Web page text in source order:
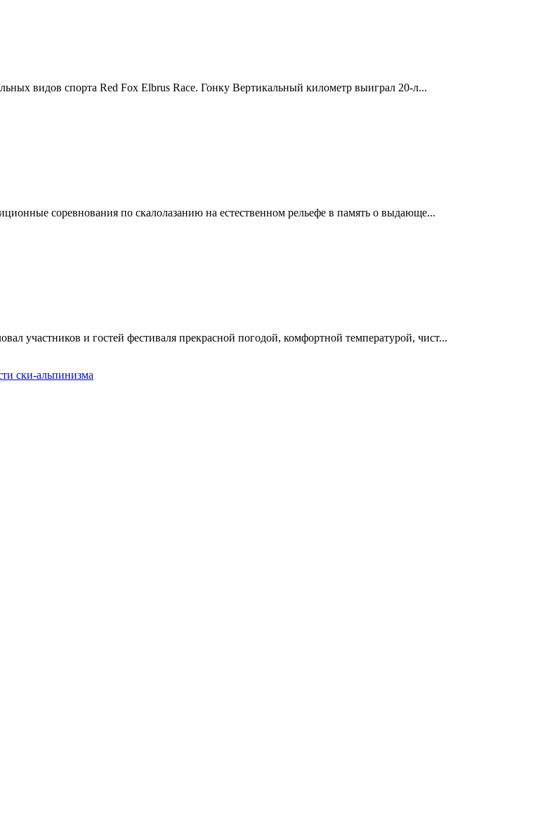
видов спорта Red Fox Elbrus Race. Гонку Вертикальный километр выиграл 20-л...
соревнования по скалолазанию на естественном рельефе в память о выдающе...
участников и гостей фестиваля прекрасной погодой, комфортной температурой, чист...
ски-альпинизма